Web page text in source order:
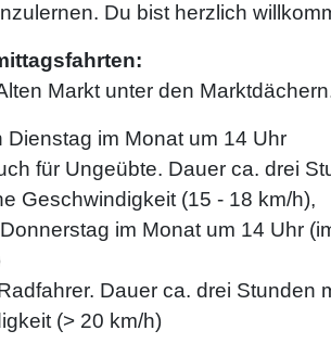
Du bist herzlich
Markt unter den
Dienstag im Monat um 14 Uhr
für Ungeübte. Dauer ca. drei
Geschwindigkeit (15 - 18 km/h),
im Monat um 14 Uhr
Dauer ca. drei Stunden
(> 20 km/h)